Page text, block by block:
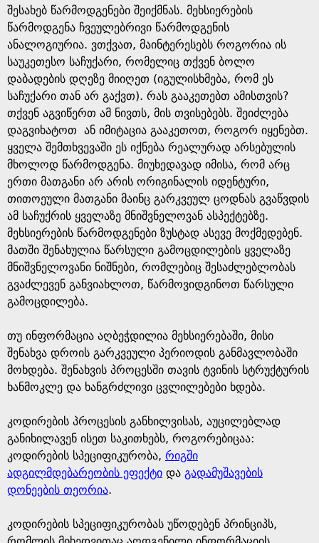
შესახებ წარმოდგენები შეიქმნას. მეხსიერების
წარმოდგენა ჩვეულებრივი წარმოდგენის
ანალოგიურია. ვთქვათ, მაინტერესებს როგორია ის
საუკეთესო საჩუქარი, რომელიც თქვენ ბოლო
დაბადების დღეზე მიიღეთ (იგულისხმება, რომ ეს
საჩუქარი თან არ გაქვთ). რას გააკეთებთ ამისთვის?
თქვენ აგვიწერთ ამ ნივთს, მის თვისებებს. შეიძლება
დაგვიხატოთ ან იმიტაცია გააკეთოთ, როგორ იყენებთ.
ყველა შემთხვევაში ეს იქნება რეალურად არსებულის
მხოლოდ წარმოდგენა. მიუხედავად იმისა, რომ არც
ერთი მათგანი არ არის ორიგინალის იდენტური,
თითოეული მათგანი მაინც გარკვეულ ცოდნას გვაწვდის
ამ საჩუქრის ყველაზე მნიშვნელოვან ასპექტებზე.
მეხსიერების წარმოდგენები ზუსტად ასევე მოქმედებენ.
მათში შენახულია წარსული გამოცდილების ყველაზე
მნიშვნელოვანი ნიშნები, რომლებიც შესაძლებლობას
გვაძლევენ განვიახლოთ, წარმოვიდგინოთ წარსული
გამოცდილება.
თუ ინფორმაცია აღბეჭდილია მეხსიერებაში, მისი
შენახვა დროის გარკვეული პერიოდის განმავლობაში
მოხდება. შენახვის პროცესში თავის ტვინის სტრუქტურის
ხანმოკლე და ხანგრძლივი ცვლილებები ხდება.
კოდირების პროცესის განხილვისას, აუცილებლად
განიხილავენ ისეთ საკითხებს, როგორებიცაა:
კოდირების სპეციფიკურობა, რიგში
ადგილმდებარეობის ეფექტი და გადამუშავების
დონეების თეორია.
კოდირების სპეციფიკურობას უწოდებენ პრინციპს,